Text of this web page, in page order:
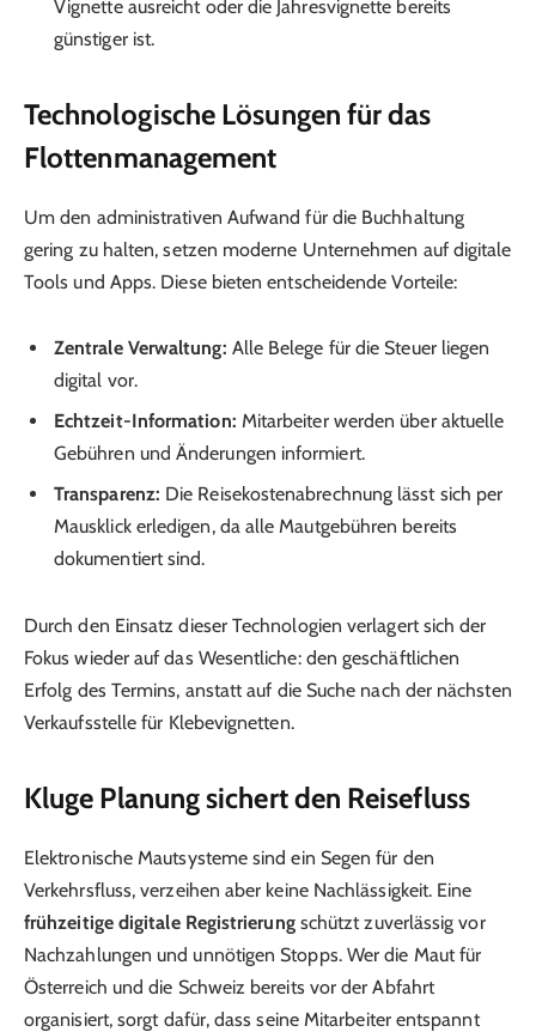
Vignette ausreicht oder die Jahresvignette bereits
günstiger ist.
Technologische Lösungen für das
Flottenmanagement
Um den administrativen Aufwand für die Buchhaltung
gering zu halten, setzen moderne Unternehmen auf digitale
Tools und Apps. Diese bieten entscheidende Vorteile:
Zentrale Verwaltung: Alle Belege für die Steuer liegen
digital vor.
Echtzeit-Information: Mitarbeiter werden über aktuelle
Gebühren und Änderungen informiert.
Transparenz: Die Reisekostenabrechnung lässt sich per
Mausklick erledigen, da alle Mautgebühren bereits
dokumentiert sind.
Durch den Einsatz dieser Technologien verlagert sich der
Fokus wieder auf das Wesentliche: den geschäftlichen
Erfolg des Termins, anstatt auf die Suche nach der nächsten
Verkaufsstelle für Klebevignetten.
Kluge Planung sichert den Reisefluss
Elektronische Mautsysteme sind ein Segen für den
Verkehrsfluss, verzeihen aber keine Nachlässigkeit. Eine
frühzeitige digitale Registrierungschützt zuverlässig vor
Nachzahlungen und unnötigen Stopps. Wer die Maut für
Österreich und die Schweiz bereits vor der Abfahrt
organisiert, sorgt dafür, dass seine Mitarbeiter entspannt